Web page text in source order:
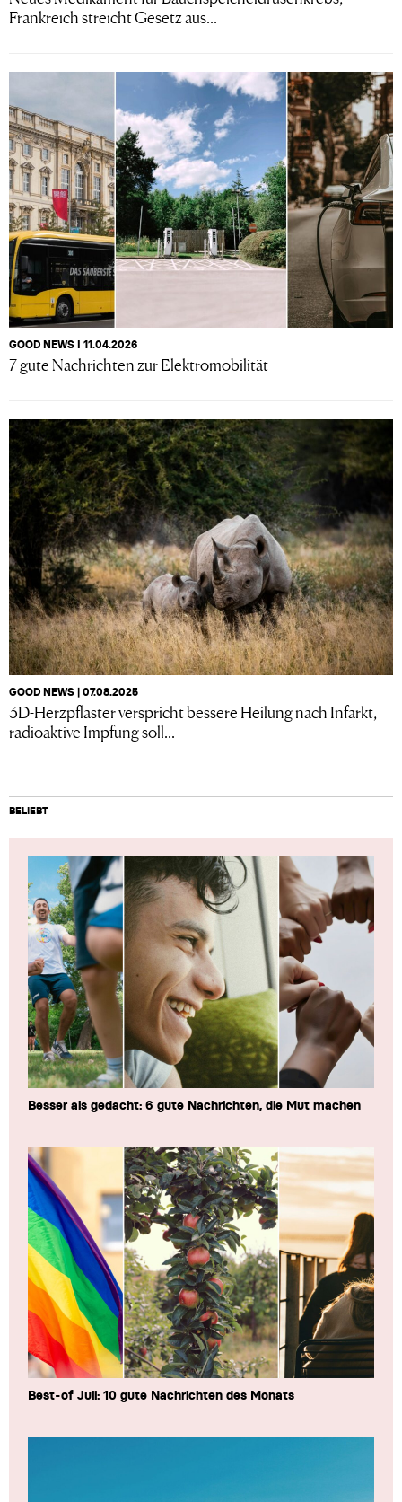
Frankreich streicht Gesetz aus...
GOOD NEWS I 11.04.2026
7 gute Nachrichten zur Elektromobilität
GOOD NEWS | 07.08.2025
3D-Herzpflaster verspricht bessere Heilung nach Infarkt,
radioaktive Impfung soll...
BELIEBT
Besser als gedacht: 6 gute Nachrichten, die Mut machen
Best-of Juli: 10 gute Nachrichten des Monats